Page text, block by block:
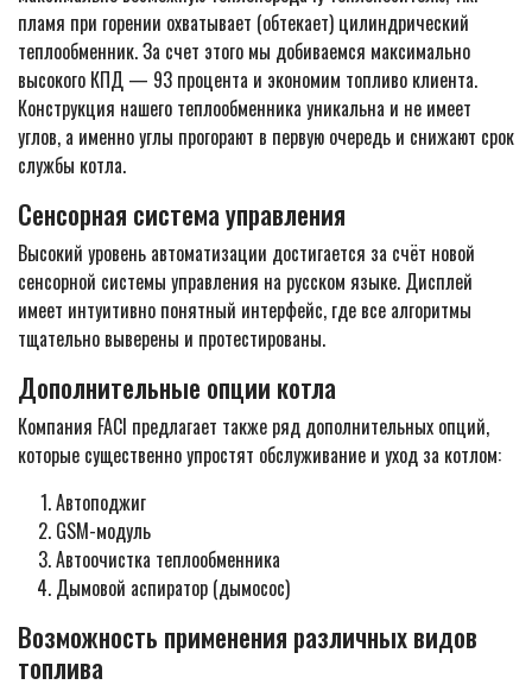
пламя при горении охватывает (обтекает) цилиндрический
теплообменник. За счет этого мы добиваемся максимально
высокого КПД — 93 процента и экономим топливо клиента.
Конструкция нашего теплообменника уникальна и не имеет
углов, а именно углы прогорают в первую очередь и снижают срок
службы котла.
Сенсорная система управления
Высокий уровень автоматизации достигается за счёт новой
сенсорной системы управления на русском языке. Дисплей
имеет интуитивно понятный интерфейс, где все алгоритмы
тщательно выверены и протестированы.
Дополнительные опции котла
Компания FACI предлагает также ряд дополнительных опций,
которые существенно упростят обслуживание и уход за котлом:
Автоподжиг
GSM-модуль
Автоочистка теплообменника
Дымовой аспиратор (дымосос)
Возможность применения различных видов
топлива